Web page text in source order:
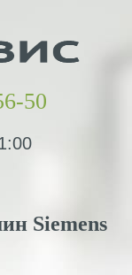
50
Siemens